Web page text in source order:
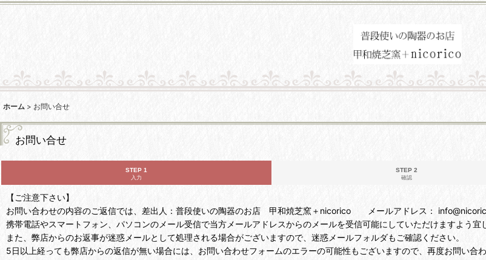
ホーム > お問い合せ
お問い合せ
STEP 1
入力
STEP 2
確認
【ご注意下さい】
お問い合わせの内容のご返信では、差出人：普段使いの陶器のお店 甲和焼芝窯＋nicorico メールアドレス：
携帯電話やスマートフォン、パソコンのメール受信で当方メールアドレスからのメールを受信可能にしていただけますよう宜
また、弊店からのお返事が迷惑メールとして処理される場合がございますので、迷惑メールフォルダもご確認ください。
5日以上経っても弊店からの返信が無い場合には、お問い合わせフォームのエラーの可能性もございますので、再度お問い合